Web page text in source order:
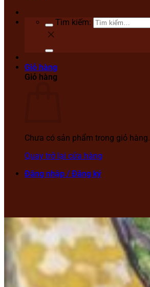
Tìm kiếm:
Giỏ hàng
Giỏ hàng
Chưa có sản phẩm trong giỏ hàng.
Quay trở lại cửa hàng
Đăng nhập / Đăng ký